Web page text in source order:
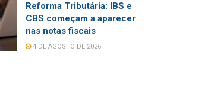
Reforma Tributária: IBS e
CBS começam a aparecer
nas notas fiscais
4 DE AGOSTO DE 2026